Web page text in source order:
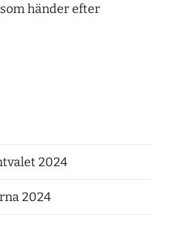
händer efter
2024
2024